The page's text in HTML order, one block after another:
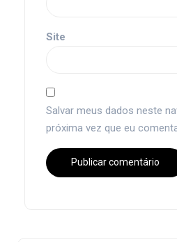
Site
Salvar meus dados neste
próxima vez que eu